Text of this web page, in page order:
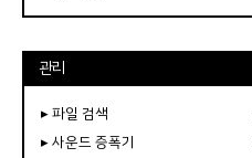
관리
▸ 파일 검색
▸ 사운드 증폭기